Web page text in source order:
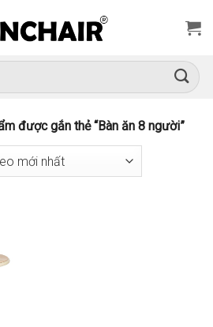
được gắn thẻ “Bàn ăn 8 người”